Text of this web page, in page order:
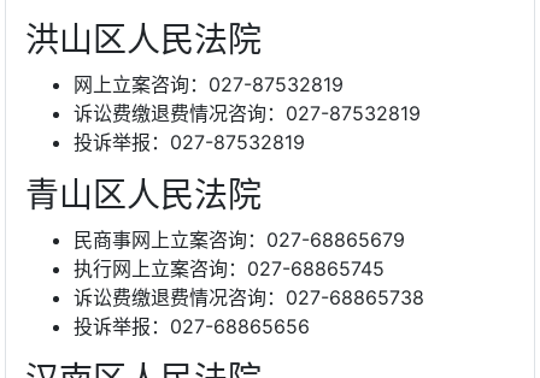
洪山区人民法院
网上立案咨询：027-87532819
诉讼费缴退费情况咨询：027-87532819
投诉举报：027-87532819
青山区人民法院
民商事网上立案咨询：027-68865679
执行网上立案咨询：027-68865745
诉讼费缴退费情况咨询：027-68865738
投诉举报：027-68865656